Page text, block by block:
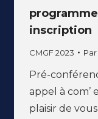
inscription
CMGF 2023 Par
Pré-
appel à com’
plaisir de